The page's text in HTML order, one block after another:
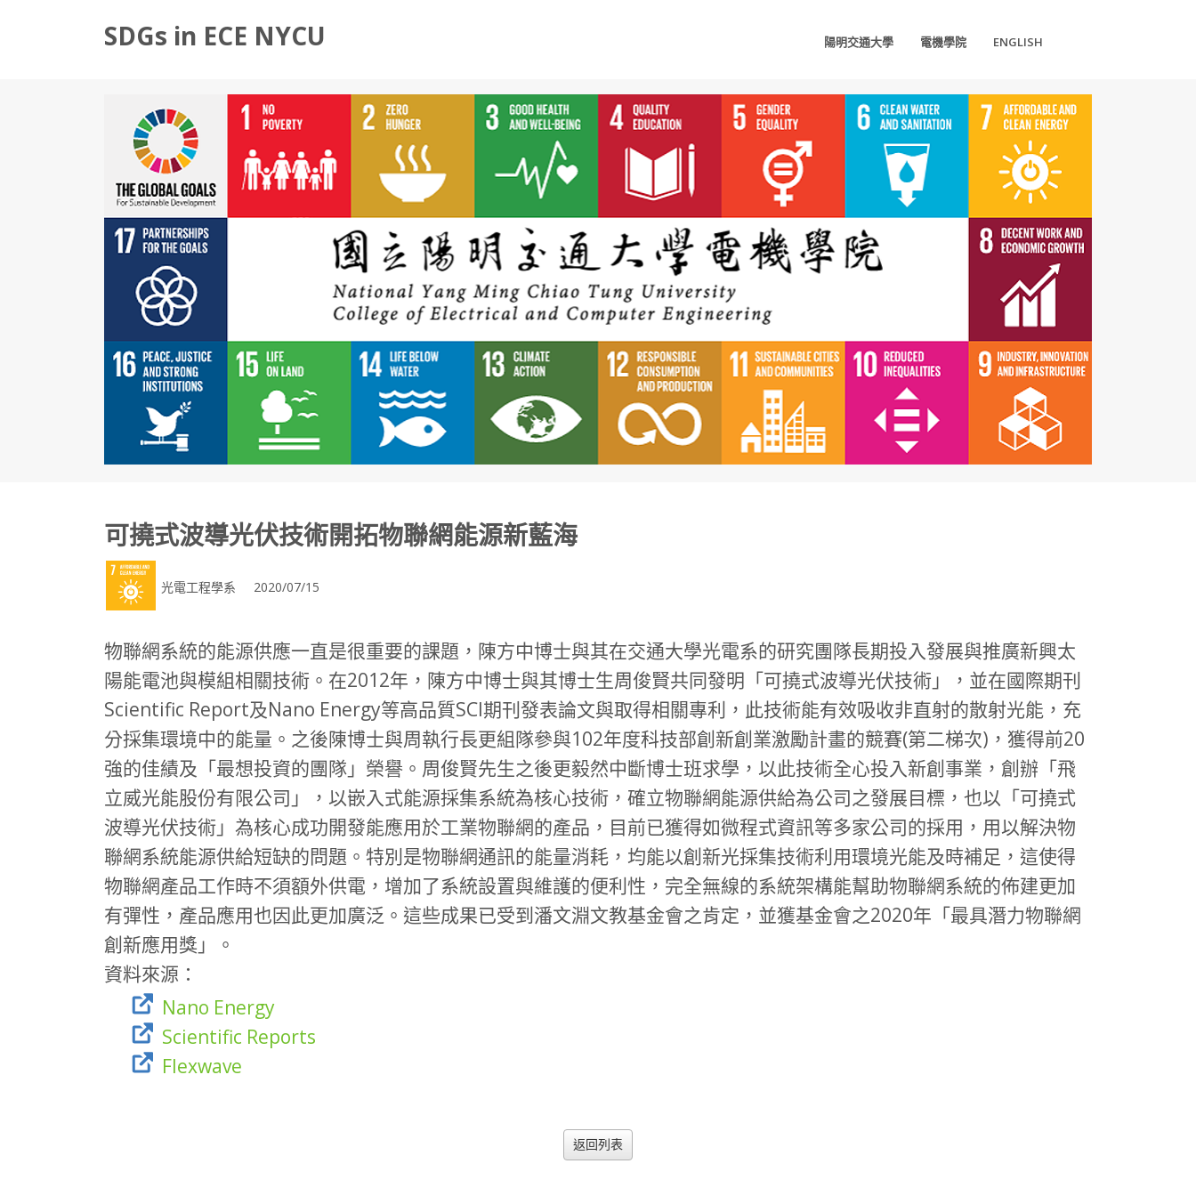
SDGs in ECE NYCU 陽明交通大學 電機學院 ENGLISH
可撓式波導光伏技術開拓物聯網能源新藍海
光電工程學系 2020/07/15
物聯網系統的能源供應一直是很重要的課題，陳方中博士與其在交通大學光電系的研究團隊長期投入發展與推廣新興太
陽能電池與模組相關技術。在2012年，陳方中博士與其博士生周俊賢共同發明「可撓式波導光伏技術」，並在國際期刊
Scientific Report及Nano Energy等高品質SCI期刊發表論文與取得相關專利，此技術能有效吸收非直射的散射光能，充
分採集環境中的能量。之後陳博士與周執行長更組隊參與102年度科技部創新創業激勵計畫的競賽(第二梯次)，獲得前20
強的佳績及「最想投資的團隊」榮譽。周俊賢先生之後更毅然中斷博士班求學，以此技術全心投入新創事業，創辦「飛
立威光能股份有限公司」，以嵌入式能源採集系統為核心技術，確立物聯網能源供給為公司之發展目標，也以「可撓式
波導光伏技術」為核心成功開發能應用於工業物聯網的產品，目前已獲得如微程式資訊等多家公司的採用，用以解決物
聯網系統能源供給短缺的問題。特別是物聯網通訊的能量消耗，均能以創新光採集技術利用環境光能及時補足，這使得
物聯網產品工作時不須額外供電，增加了系統設置與維護的便利性，完全無線的系統架構能幫助物聯網系統的佈建更加
有彈性，產品應用也因此更加廣泛。這些成果已受到潘文淵文教基金會之肯定，並獲基金會之2020年「最具潛力物聯網
創新應用獎」。
資料來源：
Nano Energy
Scientific Reports
Flexwave
返回列表